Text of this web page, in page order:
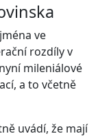
ve
rozdíly v
mileniálové
a to včetně
uvádí, že mají